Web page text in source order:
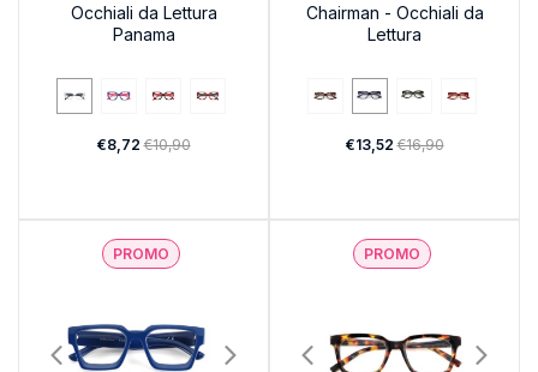
Occhiali da Lettura
Panama
€8,72€10,90
Chairman - Occhiali da
Lettura
€13,52€16,90
PROMO PROMO